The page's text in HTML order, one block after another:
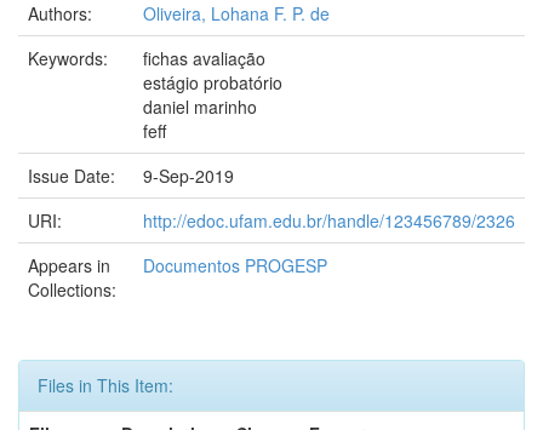
Authors:
Oliveira, Lohana F. P. de
Keywords:
fichas avaliação
estágio probatório
daniel marinho
feff
Issue Date:
9-Sep-2019
URI:
http://edoc.ufam.edu.br/handle/123456789/2326
Appears in
Collections:
Documentos PROGESP
Files in This Item: